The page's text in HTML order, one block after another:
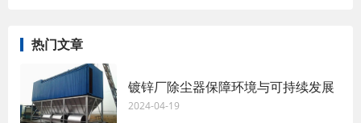
热门文章
镀锌厂除尘器保障环境与可持续发展
2024-04-19